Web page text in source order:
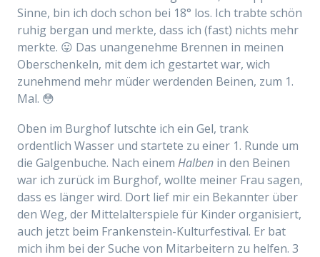
Sinne, bin ich doch schon bei 18° los. Ich trabte schön
ruhig bergan und merkte, dass ich (fast) nichts mehr
merkte. 😛 Das unangenehme Brennen in meinen
Oberschenkeln, mit dem ich gestartet war, wich
zunehmend mehr müder werdenden Beinen, zum 1.
Mal. 😳
Oben im Burghof lutschte ich ein Gel, trank
ordentlich Wasser und startete zu einer 1. Runde um
die Galgenbuche. Nach einem Halben in den Beinen
war ich zurück im Burghof, wollte meiner Frau sagen,
dass es länger wird. Dort lief mir ein Bekannter über
den Weg, der Mittelalterspiele für Kinder organisiert,
auch jetzt beim Frankenstein-Kulturfestival. Er bat
mich ihm bei der Suche von Mitarbeitern zu helfen. 3